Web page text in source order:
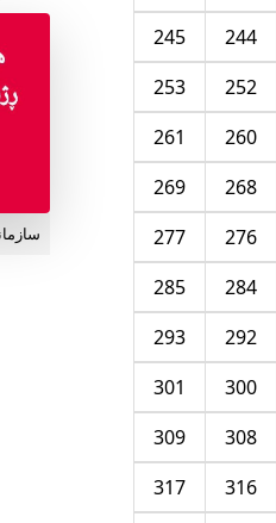
244
245
252
253
260
261
268
269
276
277
284
285
292
293
300
301
308
309
316
317